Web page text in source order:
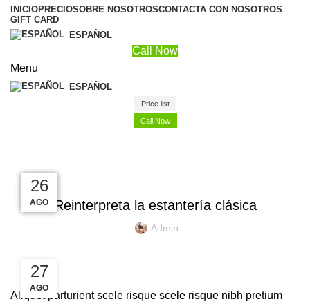
INICIOPRECIOSOBRE NOSOTROSCONTACTA CON NOSOTROS
GIFT CARD
ESPAÑOL
Call Now
Menu
ESPAÑOL
Price list
Call Now
Reinterpreta la estantería clásica
Admin
27
AGO
Aliquet parturient scele risque scele risque nibh pretium
27
AGO
27
AGO
26
AGO
26
AGO
26
AGO